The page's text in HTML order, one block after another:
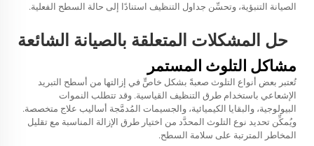
الصيانة التنبؤية، وتحسِّن جداول التنظيف استنادًا إلى حالة السطح الفعلية.
حل المشكلات المتعلقة بالصيانة الشائعة
مشاكل التلوث المستمر
تُعتبر بعض أنواع التلوث صعبةً بشكل خاصٍّ في إزالتها من أسطح التبريد
الإشعاعي باستخدام طرق التنظيف القياسية. وقد تتطلب النموات
البيولوجية، والبقايا الكيميائية، والجسيمات المُدمَّجة أساليب علاج متخصصة.
ويُمكِّن تحديد نوع التلوث المحدَّد من اختيار طرق الإزالة المناسبة مع تقليل
المخاطر المترتبة على سلامة السطح.